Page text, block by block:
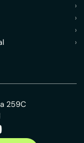
›
›
›
›
259C